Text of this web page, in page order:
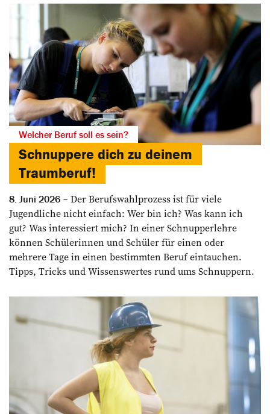
Welcher Beruf soll es sein?
Schnuppere dich zu deinem
Traumberuf!
8. Juni 2026
Der Berufswahlprozess ist für viele
Jugendliche nicht einfach: Wer bin ich? Was kann ich
gut? Was interessiert mich? In einer Schnupperlehre
können Schülerinnen und Schüler für einen oder
mehrere Tage in einen bestimmten Beruf eintauchen.
Tipps, Tricks und Wissenswertes rund ums Schnuppern.